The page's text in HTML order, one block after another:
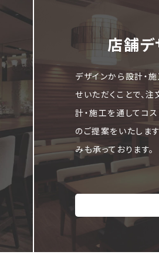
店舗デ
デザインから設計・
せいただくことで、
計・施工を通してコ
のご提案をいたしま
みも承っております。